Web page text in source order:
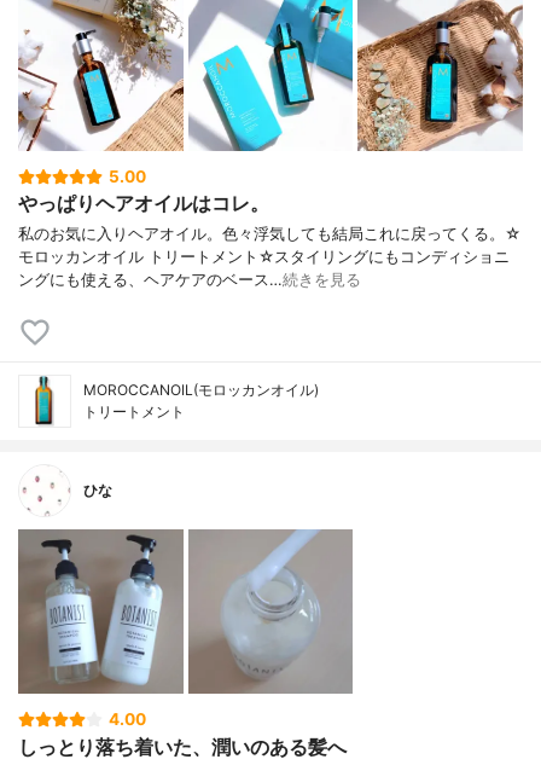
5.00
やっぱりヘアオイルはコレ。
私のお気に入りヘアオイル。色々浮気しても結局これに戻ってくる。☆
モロッカンオイル トリートメント☆スタイリングにもコンディショニ
ングにも使える、ヘアケアのベース…続きを見る
MOROCCANOIL(モロッカンオイル)
トリートメント
ひな
4.00
しっとり落ち着いた、潤いのある髪へ